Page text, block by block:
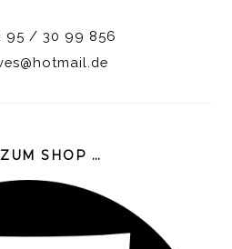
95 / 30 99 856
SHOP …